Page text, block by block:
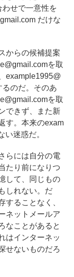
せで一意性を
だけな
からの候補提案
を取
example1995@
のだ。そのあ
を取
できず、また新
す。本来のexam
迷惑だ。
らには自分の電
たり前になりつ
して、同じもの
しれない。だ
することなく、
ネットメールア
なことがあると
はインターネッ
せないものだろ